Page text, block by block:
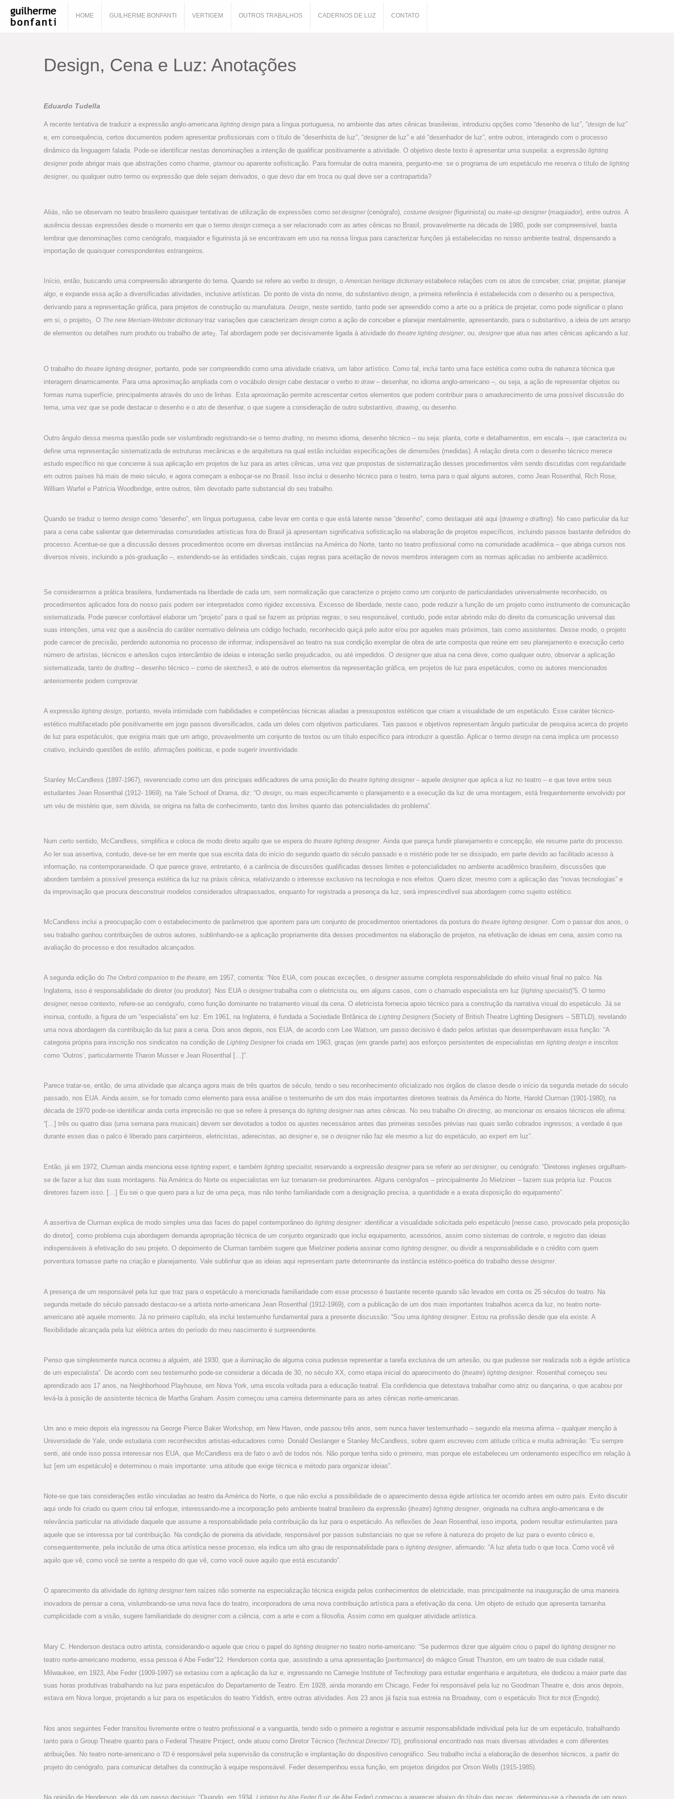
HOME GUILHERME BONFANTI VERTIGEM OUTROS TRABALHOS CADERNOS DE LUZ CONTATO
Design, Cena e Luz: Anotações
Eduardo Tudella
A recente tentativa de traduzir a expressão anglo-americana lighting design para a língua portuguesa, no ambiente das artes cênicas brasileiras, introduziu opções como “desenho de luz”, “design de luz”
e, em consequência, certos documentos podem apresentar profissionais com o título de “desenhista de luz”, “designerde luz” e até “desenhador de luz”, entre outros, interagindo com o processo
dinâmico da linguagem falada. Pode-se identificar nestas denominações a intenção de qualificar positivamente a atividade. O objetivo deste texto é apresentar uma suspeita: a expressão lighting
designer pode abrigar mais que abstrações como charme, glamourou aparente sofisticação. Para formular de outra maneira, pergunto-me: se o programa de um espetáculo me reserva o título de lighting
designer, ou qualquer outro termo ou expressão que dele sejam derivados, o que devo dar em troca ou qual deve ser a contrapartida?
Aliás, não se observam no teatro brasileiro quaisquer tentativas de utilização de expressões como set designer (cenógrafo), costume designer (figurinista) ou make-up designer (maquiador), entre outros. A
ausência dessas expressões desde o momento em que o termo design começa a ser relacionado com as artes cênicas no Brasil, provavelmente na década de 1980, pode ser compreensível, basta
lembrar que denominações como cenógrafo, maquiador e figurinista já se encontravam em uso na nossa língua para caracterizar funções já estabelecidas no nosso ambiente teatral, dispensando a
importação de quaisquer correspondentes estrangeiros.
Início, então, buscando uma compreensão abrangente do tema. Quando se refere ao verbo to design, oAmerican heritage dictionaryestabelece relações com os atos de conceber, criar, projetar, planejar
algo, e expande essa ação a diversificadas atividades, inclusive artísticas. Do ponto de vista do nome, do substantivo design, a primeira referência é estabelecida com o desenho ou a perspectiva,
derivando para a representação gráfica, para projetos de construção ou manufatura. Design, neste sentido, tanto pode ser apreendido como a arte ou a prática de projetar, como pode significar o plano
em si, o projeto1. O The new Merriam-Webster dictionarytraz variações que caracterizam design como a ação de conceber e planejar mentalmente, apresentando, para o substantivo, a ideia de um arranjo
de elementos ou detalhes num produto ou trabalho de arte2. Tal abordagem pode ser decisivamente ligada à atividade do theatre lighting designer, ou, designerque atua nas artes cênicas aplicando a luz.
O trabalho do theatre lighting designer, portanto, pode ser compreendido como uma atividade criativa, um labor artístico. Como tal, inclui tanto uma face estética como outra de natureza técnica que
interagem dinamicamente. Para uma aproximação ampliada com o vocábulo design cabe destacar o verbo to draw – desenhar, no idioma anglo-americano –, ou seja, a ação de representar objetos ou
formas numa superfície, principalmente através do uso de linhas. Esta aproximação permite acrescentar certos elementos que podem contribuir para o amadurecimento de uma possível discussão do
tema, uma vez que se pode destacar o desenho e o ato de desenhar, o que sugere a consideração de outro substantivo, drawing, ou desenho.
Outro ângulo dessa mesma questão pode ser vislumbrado registrando-se o termo drafting, no mesmo idioma, desenho técnico – ou seja: planta, corte e detalhamentos, em escala –, que caracteriza ou
define uma representação sistematizada de estruturas mecânicas e de arquitetura na qual estão incluídas especificações de dimensões (medidas). A relação direta com o desenho técnico merece
estudo específico no que concerne à sua aplicação em projetos de luz para as artes cênicas, uma vez que propostas de sistematização desses procedimentos vêm sendo discutidas com regularidade
em outros países há mais de meio século, e agora começam a esboçar-se no Brasil. Isso inclui o desenho técnico para o teatro, tema para o qual alguns autores, como Jean Rosenthal, Rich Rose,
William Warfel e Patrícia Woodbridge, entre outros, têm devotado parte substancial do seu trabalho.
Quando se traduz o termo design como “desenho”, em língua portuguesa, cabe levar em conta o que está latente nesse “desenho”, como destaquei até aqui (drawing e drafting). No caso particular da luz
para a cena cabe salientar que determinadas comunidades artísticas fora do Brasil já apresentam significativa sofisticação na elaboração de projetos específicos, incluindo passos bastante definidos do
processo. Acentue-se que a discussão desses procedimentos ocorre em diversas instâncias na América do Norte, tanto no teatro profissional como na comunidade acadêmica – que abriga cursos nos
diversos níveis, incluindo a pós-graduação –, estendendo-se às entidades sindicais, cujas regras para aceitação de novos membros interagem com as normas aplicadas no ambiente acadêmico.
Se considerarmos a prática brasileira, fundamentada na liberdade de cada um, sem normalização que caracterize o projeto como um conjunto de particularidades universalmente reconhecido, os
procedimentos aplicados fora do nosso país podem ser interpretados como rigidez excessiva. Excesso de liberdade, neste caso, pode reduzir a função de um projeto como instrumento de comunicação
sistematizada. Pode parecer confortável elaborar um “projeto” para o qual se fazem as próprias regras; o seu responsável, contudo, pode estar abrindo mão do direito da comunicação universal das
suas intenções, uma vez que a ausência do caráter normativo delineia um código fechado, reconhecido quiçá pelo autor e/ou por aqueles mais próximos, tais como assistentes. Desse modo, o projeto
pode carecer de precisão, perdendo autonomia no processo de informar, indispensável ao teatro na sua condição exemplar de obra de arte composta que reúne em seu planejamento e execução certo
número de artistas, técnicos e artesãos cujos intercâmbio de ideias e interação serão prejudicados, ou até impedidos. O designerque atua na cena deve, como qualquer outro, observar a aplicação
sistematizada, tanto de drafting – desenho técnico – como de sketches3, e até de outros elementos da representação gráfica, em projetos de luz para espetáculos, como os autores mencionados
anteriormente podem comprovar.
A expressão lighting design, portanto, revela intimidade com habilidades e competências técnicas aliadas a pressupostos estéticos que criam a visualidade de um espetáculo. Esse caráter técnico-
estético multifacetado põe positivamente em jogo passos diversificados, cada um deles com objetivos particulares. Tais passos e objetivos representam ângulo particular de pesquisa acerca do projeto
de luz para espetáculos, que exigiria mais que um artigo, provavelmente um conjunto de textos ou um título específico para introduzir a questão. Aplicar o termo design na cena implica um processo
criativo, incluindo questões de estilo, afirmações poéticas, e pode sugerir inventividade.
Stanley McCandless (1897-1967), reverenciado como um dos principais edificadores de uma posição do theatre lighting designer – aquele designerque aplica a luz no teatro – e que teve entre seus
estudantes Jean Rosenthal (1912- 1969), na Yale School of Drama, diz: “O design, ou mais especificamente o planejamento e a execução da luz de uma montagem, está frequentemente envolvido por
um véu de mistério que, sem dúvida, se origina na falta de conhecimento, tanto dos limites quanto das potencialidades do problema”.
Num certo sentido, McCandless, simplifica e coloca de modo direto aquilo que se espera do theatre lighting designer. Ainda que pareça fundir planejamento e concepção, ele resume parte do processo.
Ao ler sua assertiva, contudo, deve-se ter em mente que sua escrita data do início do segundo quarto do século passado e o mistério pode ter se dissipado, em parte devido ao facilitado acesso à
informação, na contemporaneidade. O que parece grave, entretanto, é a carência de discussões qualificadas desses limites e potencialidades no ambiente acadêmico brasileiro, discussões que
abordem também a possível presença estética da luz na práxis cênica, relativizando o interesse exclusivo na tecnologia e nos efeitos. Quero dizer, mesmo com a aplicação das “novas tecnologias” e
da improvisação que procura desconstruir modelos considerados ultrapassados, enquanto for registrada a presença da luz, será imprescindível sua abordagem como sujeito estético.
McCandless inclui a preocupação com o estabelecimento de parâmetros que apontem para um conjunto de procedimentos orientadores da postura do theatre lighting designer. Com o passar dos anos, o
seu trabalho ganhou contribuições de outros autores, sublinhando-se a aplicação propriamente dita desses procedimentos na elaboração de projetos, na efetivação de ideias em cena, assim como na
avaliação do processo e dos resultados alcançados.
A segunda edição do The Oxford companion to the theatre, em 1957, comenta: “Nos EUA, com poucas exceções, o designerassume completa responsabilidade do efeito visual final no palco. Na
Inglaterra, isso é responsabilidade do diretor (ou produtor). Nos EUA o designertrabalha com o eletricista ou, em alguns casos, com o chamado especialista em luz (lighting specialist)”5. O termo
designer, nesse contexto, refere-se ao cenógrafo, como função dominante no tratamento visual da cena. O eletricista fornecia apoio técnico para a construção da narrativa visual do espetáculo. Já se
insinua, contudo, a figura de um “especialista” em luz. Em 1961, na Inglaterra, é fundada a Sociedade Britânica de Lighting Designers (Society of British Theatre Lighting Designers – SBTLD), revelando
uma nova abordagem da contribuição da luz para a cena. Dois anos depois, nos EUA, de acordo com Lee Watson, um passo decisivo é dado pelos artistas que desempenhavam essa função: “A
categoria própria para inscrição nos sindicatos na condição de Lighting Designerfoi criada em 1963, graças (em grande parte) aos esforços persistentes de especialistas em lighting design e inscritos
como ‘Outros’, particularmente Tharon Musser e Jean Rosenthal […]”.
Parece tratar-se, então, de uma atividade que alcança agora mais de três quartos de século, tendo o seu reconhecimento oficializado nos órgãos de classe desde o início da segunda metade do século
passado, nos EUA. Ainda assim, se for tomado como elemento para essa análise o testemunho de um dos mais importantes diretores teatrais da América do Norte, Harold Clurman (1901-1980), na
década de 1970 pode-se identificar ainda certa imprecisão no que se refere à presença do lighting designer nas artes cênicas. No seu trabalho On directing, ao mencionar os ensaios técnicos ele afirma:
“[…] três ou quatro dias (uma semana para musicais) devem ser devotados a todos os ajustes necessários antes das primeiras sessões prévias nas quais serão cobrados ingressos; a verdade é que
durante esses dias o palco é liberado para carpinteiros, eletricistas, aderecistas, ao designere, se o designer não faz ele mesmo a luz do espetáculo, ao expert em luz”.
Então, já em 1972, Clurman ainda menciona esse lighting expert, e também lighting specialist, reservando a expressão designer para se referir ao set designer, ou cenógrafo: “Diretores ingleses orgulham-
se de fazer a luz das suas montagens. Na América do Norte os especialistas em luz tornaram-se predominantes. Alguns cenógrafos – principalmente Jo Mielziner – fazem sua própria luz. Poucos
diretores fazem isso. […] Eu sei o que quero para a luz de uma peça, mas não tenho familiaridade com a designação precisa, a quantidade e a exata disposição do equipamento”.
A assertiva de Clurman explica de modo simples uma das faces do papel contemporâneo do lighting designer: identificar a visualidade solicitada pelo espetáculo [nesse caso, provocado pela proposição
do diretor], como problema cuja abordagem demanda apropriação técnica de um conjunto organizado que inclui equipamento, acessórios, assim como sistemas de controle, e registro das ideias
indispensáveis à efetivação do seu projeto. O depoimento de Clurman também sugere que Mielziner poderia assinar como lighting designer, ou dividir a responsabilidade e o crédito com quem
porventura tomasse parte na criação e planejamento. Vale sublinhar que as ideias aqui representam parte determinante da instância estético-poética do trabalho desse designer.
A presença de um responsável pela luz que traz para o espetáculo a mencionada familiaridade com esse processo é bastante recente quando são levados em conta os 25 séculos do teatro. Na
segunda metade do século passado destacou-se a artista norte-americana Jean Rosenthal (1912-1969), com a publicação de um dos mais importantes trabalhos acerca da luz, no teatro norte-
americano até aquele momento. Já no primeiro capítulo, ela inclui testemunho fundamental para a presente discussão: “Sou uma lighting designer. Estou na profissão desde que ela existe. A
flexibilidade alcançada pela luz elétrica antes do período do meu nascimento é surpreendente.
Penso que simplesmente nunca ocorreu a alguém, até 1930, que a iluminação de alguma coisa pudesse representar a tarefa exclusiva de um artesão, ou que pudesse ser realizada sob a égide artística
de um especialista”. De acordo com seu testemunho pode-se considerar a década de 30, no século XX, como etapa inicial do aparecimento do (theatre) lighting designer. Rosenthal começou seu
aprendizado aos 17 anos, na Neighborhood Playhouse, em Nova York, uma escola voltada para a educação teatral. Ela confidencia que detestava trabalhar como atriz ou dançarina, o que acabou por
levá-la à posição de assistente técnica de Martha Graham. Assim começou uma carreira determinante para as artes cênicas norte-americanas.
Um ano e meio depois ela ingressou na George Pierce Baker Workshop, em New Haven, onde passou três anos, sem nunca haver testemunhado – segundo ela mesma afirma – qualquer menção à
Universidade de Yale, onde estudaria com reconhecidos artistas-educadores como Donald Oeslanger e Stanley McCandless, sobre quem escreveu com atitude crítica e muita admiração: “Eu sempre
senti, até onde isso possa interessar nos EUA, que McCandless era de fato o avô de todos nós. Não porque tenha sido o primeiro, mas porque ele estabeleceu um ordenamento específico em relação à
luz [em um espetáculo] e determinou o mais importante: uma atitude que exige técnica e método para organizar ideias”.
Note-se que tais considerações estão vinculadas ao teatro da América do Norte, o que não exclui a possibilidade de o aparecimento dessa égide artística ter ocorrido antes em outro país. Evito discutir
aqui onde foi criado ou quem criou tal enfoque, interessando-me a incorporação pelo ambiente teatral brasileiro da expressão (theatre) lighting designer, originada na cultura anglo-americana e de
relevância particular na atividade daquele que assume a responsabilidade pela contribuição da luz para o espetáculo. As reflexões de Jean Rosenthal , isso importa, podem resultar estimulantes para
aquele que se interessa por tal contribuição. Na condição de pioneira da atividade, responsável por passos substanciais no que se refere à natureza do projeto de luz para o evento cênico e,
consequentemente, pela inclusão de uma ótica artística nesse processo, ela indica um alto grau de responsabilidade para o lighting designer, afirmando: “A luz afeta tudo o que toca. Como você vê
aquilo que vê, como você se sente a respeito do que vê, como você ouve aquilo que está escutando”.
O aparecimento da atividade do lighting designertem raízes não somente na especialização técnica exigida pelos conhecimentos de eletricidade, mas principalmente na inauguração de uma maneira
inovadora de pensar a cena, vislumbrando-se uma nova face do teatro, incorporadora de uma nova contribuição artística para a efetivação da cena. Um objeto de estudo que apresenta tamanha
cumplicidade com a visão, sugere familiaridade do designercom a ciência, com a arte e com a filosofia. Assim como em qualquer atividade artística.
Mary C. Henderson destaca outro artista, considerando-o aquele que criou o papel do lighting designer no teatro norte-americano: “Se pudermos dizer que alguém criou o papel do lighting designer no
teatro norte-americano moderno, essa pessoa é Abe Feder”12. Henderson conta que, assistindo a uma apresentação [performance] do mágico Great Thurston, em um teatro de sua cidade natal,
Milwaukee, em 1923, Abe Feder (1909-1997) se extasiou com a aplicação da luz e, ingressando no Carnegie Institute of Technology para estudar engenharia e arquitetura, ele dedicou a maior parte das
suas horas produtivas trabalhando na luz para espetáculos do Departamento de Teatro. Em 1928, ainda morando em Chicago, Feder foi responsável pela luz no Goodman Theatre e, dois anos depois,
estava em Nova Iorque, projetando a luz para os espetáculos do teatro Yiddish, entre outras atividades. Aos 23 anos já fazia sua estreia na Broadway, com o espetáculo Trick for trick (Engodo).
Nos anos seguintes Feder transitou livremente entre o teatro profissional e a vanguarda, tendo sido o primeiro a registrar e assumir responsabilidade individual pela luz de um espetáculo, trabalhando
tanto para o Group Theatre quanto para o Federal Theatre Project, onde atuou como Diretor Técnico (Technical Director/ TD), profissional encontrado nas mais diversas atividades e com diferentes
atribuições. No teatro norte-americano o TD é responsável pela supervisão da construção e implantação do dispositivo cenográfico. Seu trabalho inclui a elaboração de desenhos técnicos, a partir do
projeto do cenógrafo, para comunicar detalhes da construção à equipe responsável. Feder desempenhou essa função, em projetos dirigidos por Orson Wells (1915-1985).
Na opinião de Henderson, ele dá um passo decisivo: “Quando, em 1934, Lighting by Abe Feder (Luz de Abe Feder) começou a aparecer abaixo do título das peças, determinou-se a chegada de um novo